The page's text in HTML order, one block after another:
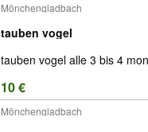
Mönchengladbach
tauben vogel
tauben vogel alle 3 bis 4
10 €
Mönchengladbach